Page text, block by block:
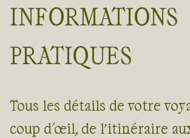
INFORMATIONS
PRATIQUES
Tous les détails de votre
coup d'œil, de l’itinéraire